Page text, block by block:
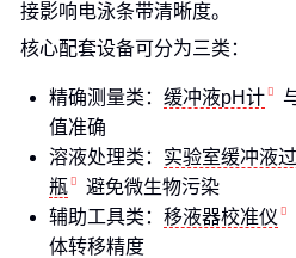
接影响电泳条带清晰度。
核心配套设备可分为三类：
精确测量类： 缓冲液pH计
值准确
溶液处理类： 实验室缓冲液
瓶
避免微生物污染
辅助工具类： 移液器校准仪
体转移精度